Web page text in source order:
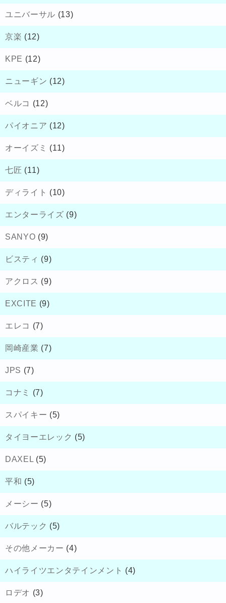
ユニバーサル (13)
京楽 (12)
KPE (12)
ニューギン (12)
ベルコ (12)
パイオニア (12)
オーイズミ (11)
七匠 (11)
ディライト (10)
エンターライズ (9)
SANYO (9)
ビスティ (9)
アクロス (9)
EXCITE (9)
エレコ (7)
岡崎産業 (7)
JPS (7)
コナミ (7)
スパイキー (5)
タイヨーエレック (5)
DAXEL (5)
平和 (5)
メーシー (5)
バルテック (5)
その他メーカー (4)
ハイライツエンタテインメント (4)
ロデオ (3)